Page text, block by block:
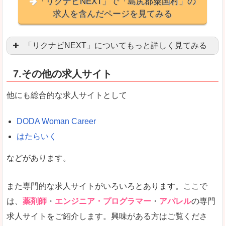
求人を含んだページを見てみる
「リクナビNEXT」についてもっと詳しく見てみる
良いところ
悪いところ
未経験 未経験の求人もあります
営業職を探している方にとっては、有利なサイト
7.その他の求人サイト
他にも総合的な求人サイトとして
DODA Woman Career
はたらいく
などがあります。
また専門的な求人サイトがいろいろとあります。ここで
は、 薬剤師 ・ エンジニア・プログラマー ・ アパレルの専門
求人サイトをご紹介します。興味がある方はご覧くださ